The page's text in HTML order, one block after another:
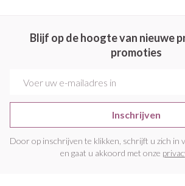
Blijf op de hoogte van nieuwe
promoties
Inschrijven
Door op inschrijven te klikken, schrijft u zich in
en gaat u akkoord met onze